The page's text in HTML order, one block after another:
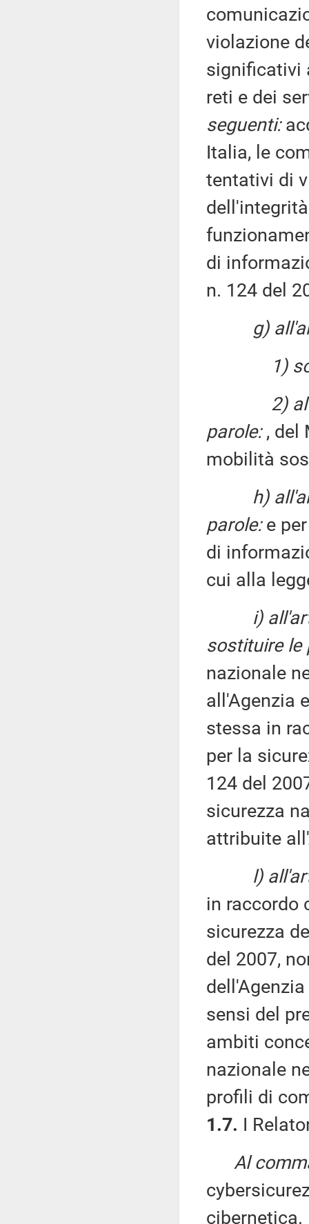
violazione
significativi
reti e dei
seguenti:
Italia, le
tentativi di
di
n. 124 del
g)
1)
2)
parole:, del
mobilità
h)
parole:e
di
cui alla
i)
sostituire le
nazionale
all'Agenzia
stessa in
per la
124 del
sicurezza
attribuite
l)
in raccordo
sicurezza
del 2007,
sensi del
ambiti
nazionale
profili di
1.7. I
Al
cibernetica.